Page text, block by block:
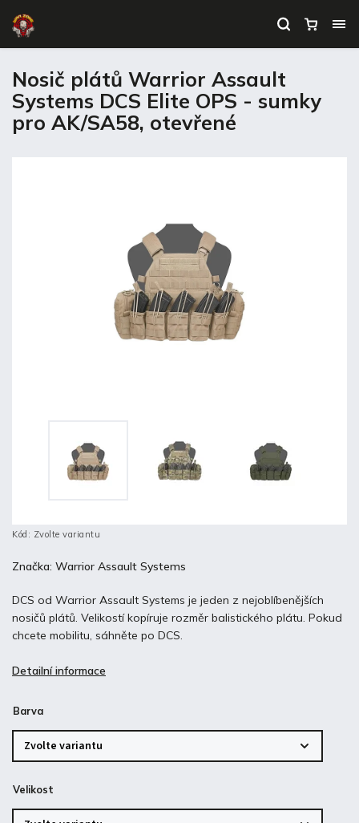
Nosič plátů Warrior Assault
Systems DCS Elite OPS - sumky
pro AK/SA58, otevřené
Kód: Zvolte variantu
DCS od Warrior Assault Systems je jeden z nejoblíbenějších
nosičů plátů. Velikostí kopíruje rozměr balistického plátu. Pokud
chcete mobilitu, sáhněte po DCS.
Detailní informace
Značka: Warrior Assault Systems
Barva
Velikost